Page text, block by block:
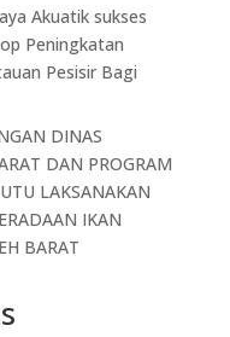
Akuatik sukses
Peningkatan
Pesisir Bagi
DINAS
DAN PROGRAM
LAKSANAKAN
IKAN
BARAT